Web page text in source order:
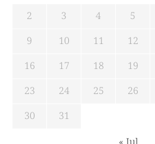
2
3 4 5
9
10 11 12
16
17 18 19
23
24 25 26
30
31